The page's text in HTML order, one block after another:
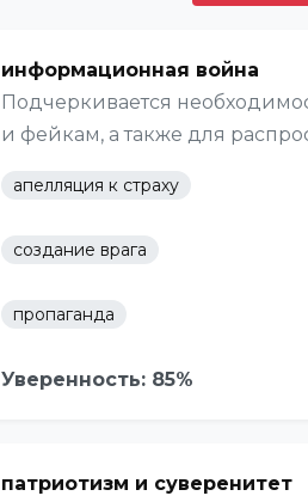
информационная война
Подчеркивается
и фейкам, а также для
апелляция к страху
создание врага
пропаганда
Уверенность: 85%
патриотизм и суверенитет